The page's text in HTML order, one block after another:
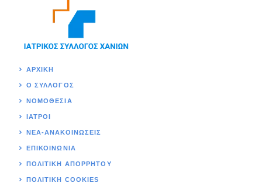
ΑΡΧΙΚΉ
Ο ΣΥΛΛΟΓΟΣ
ΝΟΜΟΘΕΣΊΑ
ΙΑΤΡΟΙ
ΝΕΑ-ΑΝΑΚΟΙΝΩΣΕΙΣ
ΕΠΙΚΟΙΝΩΝΊΑ
ΠΟΛΙΤΙΚΉ ΑΠΟΡΡΗΤΟΥ
ΠΟΛΙΤΙΚΗ COOKIES